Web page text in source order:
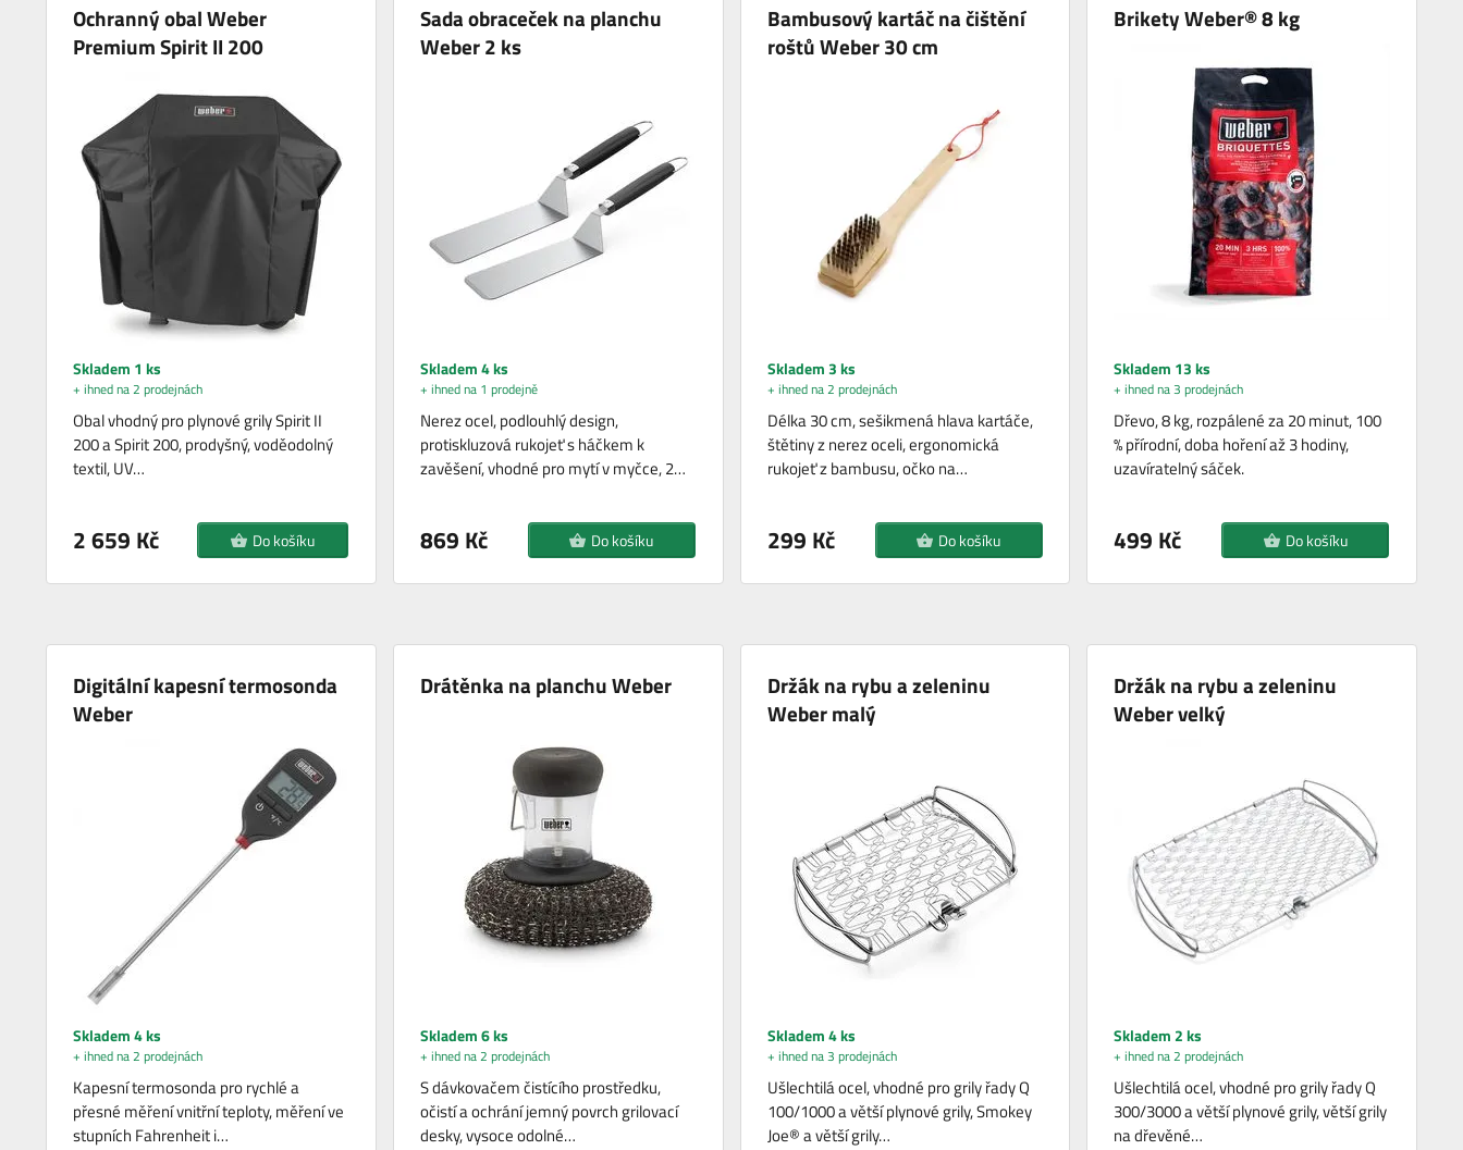
Ochranný obal Weber
Premium Spirit II 200
Skladem 1 ks
+ ihned na 2 prodejnách
Obal vhodný pro plynové grily Spirit II
200 a Spirit 200, prodyšný, voděodolný
textil, UV…
2 659 Kč Do košíku
Sada obraceček na planchu
Weber 2 ks
Skladem 4 ks
+ ihned na 1 prodejně
Nerez ocel, podlouhlý design,
protiskluzová rukojeť s háčkem k
zavěšení, vhodné pro mytí v myčce, 2…
869 Kč Do košíku
Bambusový kartáč na čištění
roštů Weber 30 cm
Skladem 3 ks
+ ihned na 2 prodejnách
Délka 30 cm, sešikmená hlava kartáče,
štětiny z nerez oceli, ergonomická
rukojeť z bambusu, očko na…
299 Kč Do košíku
Brikety Weber® 8 kg
Skladem 13 ks
+ ihned na 3 prodejnách
Dřevo, 8 kg, rozpálené za 20 minut, 100
% přírodní, doba hoření až 3 hodiny,
uzavíratelný sáček.
499 Kč Do košíku
Digitální kapesní termosonda
Weber
Skladem 4 ks
+ ihned na 2 prodejnách
Kapesní termosonda pro rychlé a
přesné měření vnitřní teploty, měření ve
stupních Fahrenheit i…
Drátěnka na planchu Weber
Skladem 6 ks
+ ihned na 2 prodejnách
S dávkovačem čistícího prostředku,
očistí a ochrání jemný povrch grilovací
desky, vysoce odolné…
Držák na rybu a zeleninu
Weber malý
Skladem 4 ks
+ ihned na 3 prodejnách
Ušlechtilá ocel, vhodné pro grily řady Q
100/1000 a větší plynové grily, Smokey
Joe® a větší grily…
Držák na rybu a zeleninu
Weber velký
Skladem 2 ks
+ ihned na 2 prodejnách
Ušlechtilá ocel, vhodné pro grily řady Q
300/3000 a větší plynové grily, větší grily
na dřevěné…